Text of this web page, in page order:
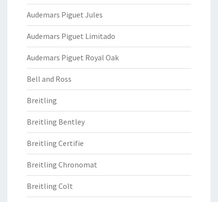
Audemars Piguet Jules
Audemars Piguet Limitado
Audemars Piguet Royal Oak
Bell and Ross
Breitling
Breitling Bentley
Breitling Certifie
Breitling Chronomat
Breitling Colt